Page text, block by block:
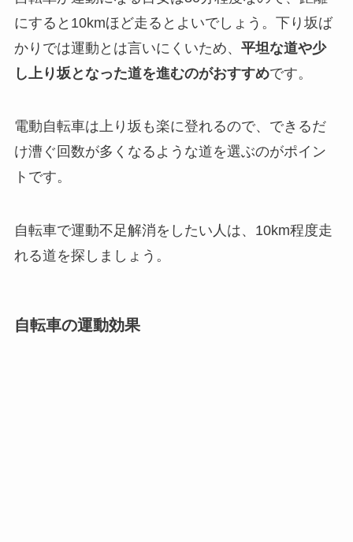
にすると10kmほど走るとよいでしょう。下り坂ば
かりでは運動とは言いにくいため、 平坦な道や少
し上り坂となった道を進むのがおすすめです。
電動自転車は上り坂も楽に登れるので、できるだ
け漕ぐ回数が多くなるような道を選ぶのがポイン
トです。
自転車で運動不足解消をしたい人は、10km程度走
れる道を探しましょう。
自転車の運動効果